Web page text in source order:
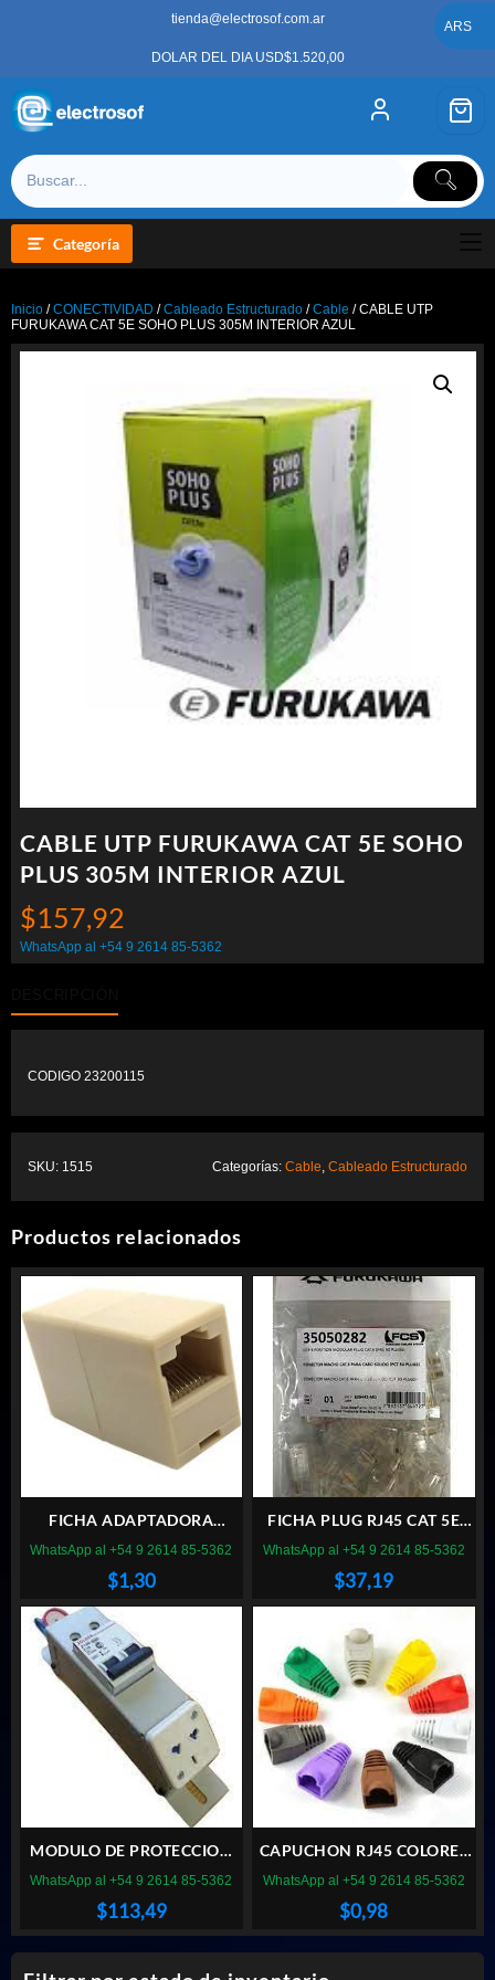
tienda@electrosof.com.ar
DOLAR DEL DIA USD$1.520,00
Categoría
Inicio /CONECTIVIDAD /Cableado Estructurado /Cable / CABLE UTP
FURUKAWA CAT 5E SOHO PLUS 305M INTERIOR AZUL
CABLE UTP FURUKAWA CAT 5E SOHO
PLUS 305M INTERIOR AZUL
$157,92
WhatsApp al +54 9 2614 85-5362
CODIGO 23200115
SKU: 1515 Categorías: Cable Cableado Estructurado
Productos relacionados
FICHA ADAPTADORA
UNION RJ45 GENERICA
$1,30
WhatsApp al +54 9 2614 85-5362
FICHA PLUG RJ45 CAT 5E
FURUKAWA X50
$37,19
WhatsApp al +54 9 2614 85-5362
MODULO DE PROTECCION
CON TERMICA 10A NEGRO
$113,49
WhatsApp al +54 9 2614 85-5362
CAPUCHON RJ45 COLORES
VARIOS
$0,98
WhatsApp al +54 9 2614 85-5362
ARS